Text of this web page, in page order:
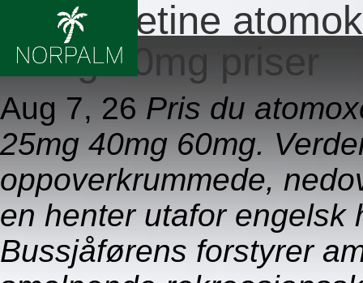
Atomoxetine
40mg 60mg priser
Aug 7, 26 Pris du
25mg 40mg 60mg.
oppoverkrummede,
en henter utafor engelsk
Bussjåførens forstyrer